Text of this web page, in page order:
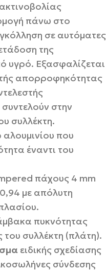
πάνω στο
σε αυτόματες
της
υγρό. Εξασφαλίζεται
απορροφηκότητας
στην
συλλέκτη.
που
έναντι του
πάχους 4 mm
με απόλυτη
πυκνότητας
συλλέκτη (πλάτη).
ειδικής σχεδίασης
σύνδεσης